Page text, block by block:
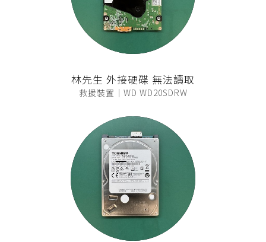
林先生 外接硬碟 無法讀取
救援裝置｜WD WD20SDRW